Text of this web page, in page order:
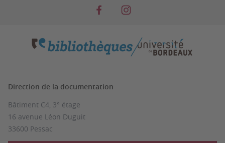
Direction de la documentation
Bâtiment C4, 3° étage
16 avenue Léon Duguit
33600 Pessac